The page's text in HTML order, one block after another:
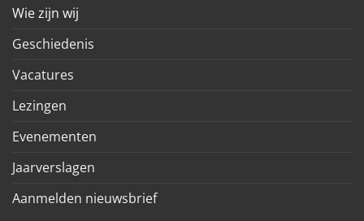
Wie zijn wij
Geschiedenis
Vacatures
Lezingen
Evenementen
Jaarverslagen
Aanmelden nieuwsbrief